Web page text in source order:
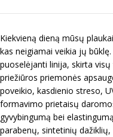
Kiekvieną dieną mūsų
kas neigiamai veikia jų būklę.
puoselėjanti linija, skirta
priežiūros priemonės
poveikio, kasdienio streso,
formavimo prietaisų
gyvybingumą bei
parabenų, sintetinių